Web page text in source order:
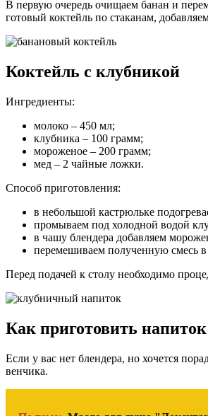
В первую очередь очищаем банан и
готовый коктейль по стаканам,
Коктейль с клубникой
Ингредиенты:
молоко – 450 мл;
клубника – 100 грамм;
мороженое – 200 грамм;
мед – 2 чайные ложки.
Способ приготовления:
в небольшой кастрюльке
промываем под холодной водой
в чашу блендера добавляем
перемешиваем полученную смесь в
Перед подачей к столу необходимо
Как приготовить напиток
Если у вас нет блендера, но хочется
венчика.